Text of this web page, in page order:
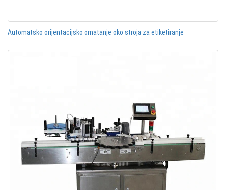
Automatsko orijentacijsko omatanje oko stroja za etiketiranje